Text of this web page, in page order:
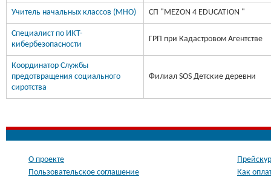
Учитель начальных классов (МНО) СП "MEZON 4 EDUCATION "
Специалист по ИКТ-
кибербезопасности
ГРП при Кадастровом Агентстве
Координатор Службы
предотвращения социального
сиротства
Филиал SOS Детские деревни
О проекте
Пользовательское соглашение
Как